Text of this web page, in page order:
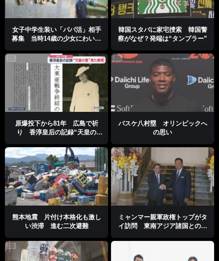
女子中学生装い「パパ活」相手
募集 当時14歳の少女にわいせ
韓国スタバに家宅捜索 韓国警
察がなぜ？発端は“タンブラー”
原爆投下から81年 広島で祈
り 香淳皇后の記録“天皇の
バスケ八村塁 オリンピックへ
の思い
熊本地震 片付け本格化も激し
い渋滞 進む二次避難
ミャンマー親軍政権トップがタ
イ訪問 東南アジア諸国との関